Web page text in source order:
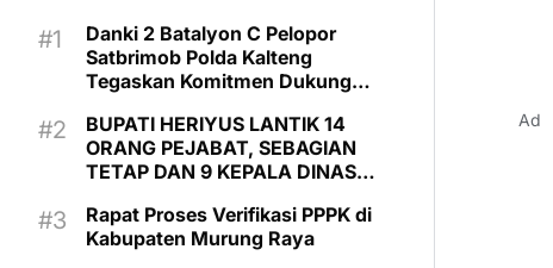
Danki 2 Batalyon C Pelopor
Satbrimob Polda Kalteng
Tegaskan Komitmen Dukung
Raya
BUPATI HERIYUS LANTIK 14
ORANG PEJABAT, SEBAGIAN
TETAP DAN 9 KEPALA DINAS
Rapat Proses Verifikasi PPPK di
Kabupaten Murung Raya
Ad